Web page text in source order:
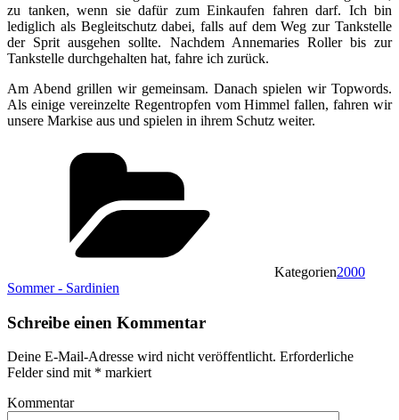
zu tanken, wenn sie dafür zum Einkaufen fahren darf. Ich bin
lediglich als Begleitschutz dabei, falls auf dem Weg zur Tankstelle
der Sprit ausgehen sollte. Nachdem Annemaries Roller bis zur
Tankstelle durchgehalten hat, fahre ich zurück.
Am Abend grillen wir gemeinsam. Danach spielen wir Topwords.
Als einige vereinzelte Regentropfen vom Himmel fallen, fahren wir
unsere Markise aus und spielen in ihrem Schutz weiter.
Kategorien2000
Sommer - Sardinien
Schreibe einen Kommentar
Deine E-Mail-Adresse wird nicht veröffentlicht. Erforderliche
Felder sind mit * markiert
Kommentar